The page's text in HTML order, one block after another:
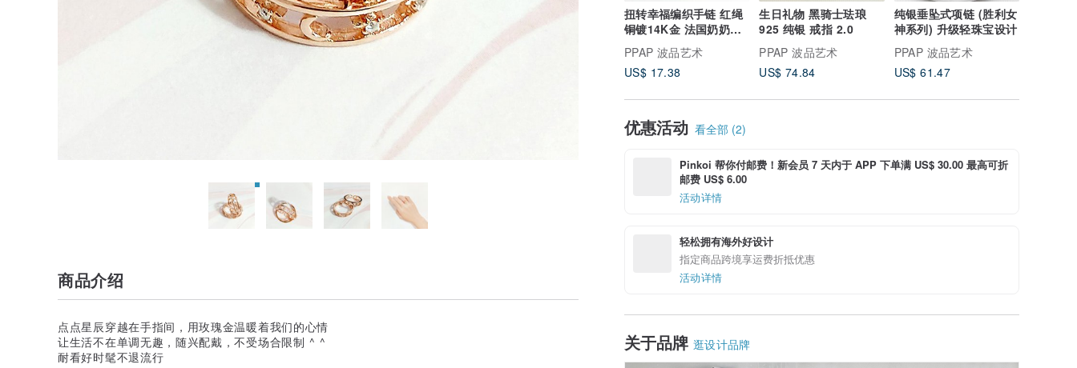
扭转幸福编织手链 红绳
铜镀14K金 法国奶奶系
PPAP 波品艺术
US$ 17.38
生日礼物 黑骑士珐琅
925 纯银 戒指 2.0
PPAP 波品艺术
US$ 74.84
纯银垂坠式项链 (胜利女
神系列) 升级轻珠宝设计
PPAP 波品艺术
US$ 61.47
优惠活动 看全部 (2)
Pinkoi 帮你付邮费！新会员 7 天内于 APP 下单满 US$ 30.00 最高可折
邮费 US$ 6.00
活动详情
轻松拥有海外好设计
指定商品跨境享运费折抵优惠
活动详情
关于品牌 逛设计品牌
商品介绍
点点星辰穿越在手指间，用玫瑰金温暖着我们的心情
让生活不在单调无趣，随兴配戴，不受场合限制 ^ ^
耐看好时髦不退流行